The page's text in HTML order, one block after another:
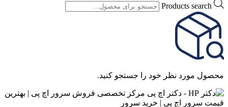
Products search
محصول مورد نظر خود را جستجو کنید.